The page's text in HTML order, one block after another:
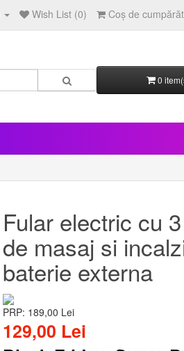
Wish List (0) Coş de
0
Fular electric cu
de masaj si
baterie externa
PRP: 189,00 Lei
129,00 Lei